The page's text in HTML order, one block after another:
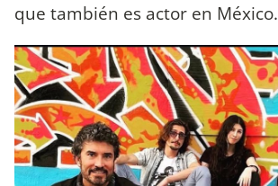
que también es actor en México.